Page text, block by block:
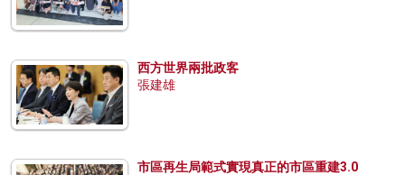
西方世界兩批政客
張建雄
市區再生局範式實現真正的市區重建3.0